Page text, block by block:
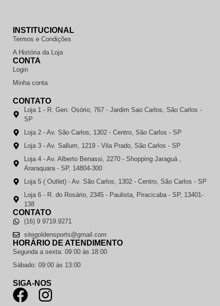
INSTITUCIONAL
Termos e Condições
A História da Loja
CONTA
Login
Minha conta
CONTATO
Loja 1 - R. Gen. Osório, 767 - Jardim Sao Carlos, São Carlos -
SP
Loja 2 - Av. São Carlos, 1302 - Centro, São Carlos - SP
Loja 3 - Av. Sallum, 1219 - Vila Prado, São Carlos - SP
Loja 4 - Av. Alberto Benassi, 2270 - Shopping Jaraguá ,
Araraquara - SP, 14804-300
Loja 5 ( Outlet) - Av. São Carlos, 1302 - Centro, São Carlos - SP
Loja 6 - R. do Rosário, 2345 - Paulista, Piracicaba - SP, 13401-
138
CONTATO
(16) 9 9719.9271
sitegoldensports@gmail.com
HORÁRIO DE ATENDIMENTO
Segunda a sexta: 09:00 às 18:00
Sábado: 09:00 às 13:00
SIGA-NOS